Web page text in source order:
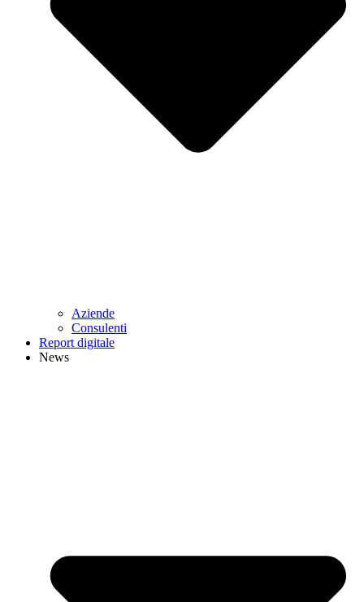
Aziende
Consulenti
Report digitale
News